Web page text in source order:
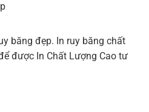
băng đẹp. In ruy băng chất
được In Chất Lượng Cao tư